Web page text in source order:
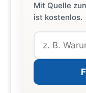
Mit Quelle
ist kostenlos.